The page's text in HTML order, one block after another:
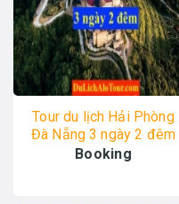
Tour du lịch Hải Phòng
Đà Nẵng 3 ngày 2 đêm
2023, Alo 0934.247.166
Booking